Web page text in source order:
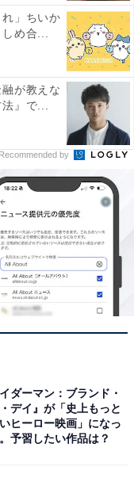
サイト
れ」ちいか
め合...
が教えな
』で...
Recommended by
イダーマン：ブランド・
デイ』が「史上もっと
ヒーロー映画」になっ
予習したい作品は？